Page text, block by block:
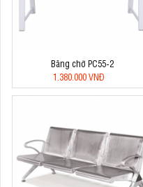
Băng chờ PC55-2
1.380.000 VNĐ